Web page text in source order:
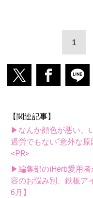
1
【関連記事】
▶なんか顔色が悪い、
過労でもない“意外な
<PR>
▶編集部のiHerb愛用
容のお悩み別、鉄板ア
6月】